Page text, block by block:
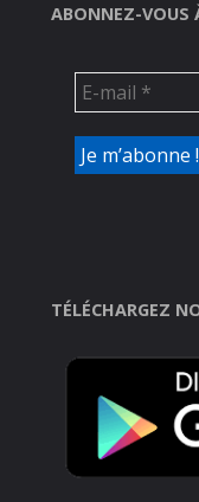
ABONNEZ-VOUS
TÉLÉCHARGEZ